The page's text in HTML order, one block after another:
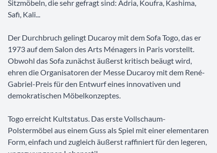
Sitzmöbeln, die sehr gefragt sind: Adria, Koufra, Kashima,
Safi, Kali...
Der Durchbruch gelingt Ducaroy mit dem Sofa Togo, das er
1973 auf dem Salon des Arts Ménagers in Paris vorstellt.
Obwohl das Sofa zunächst äußerst kritisch beäugt wird,
ehren die Organisatoren der Messe Ducaroy mit dem René-
Gabriel-Preis für den Entwurf eines innovativen und
demokratischen Möbelkonzeptes.
Togo erreicht Kultstatus. Das erste Vollschaum-
Polstermöbel aus einem Guss als Spiel mit einer elementaren
Form, einfach und zugleich äußerst raffiniert für den legeren,